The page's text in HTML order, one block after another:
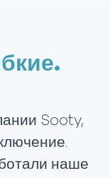
Sooty,
наше